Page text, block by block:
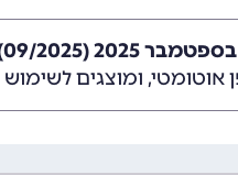
(09/2025)
ומוצגים